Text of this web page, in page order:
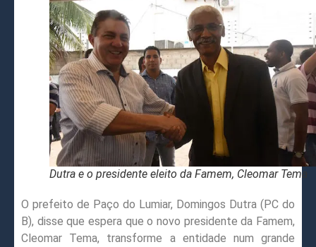
Dutra e o presidente eleito da Famem, Cleomar Tema
O prefeito de Paço do Lumiar, Domingos Dutra (PC do
B), disse que espera que o novo presidente da Famem,
Cleomar Tema, transforme a entidade num grande